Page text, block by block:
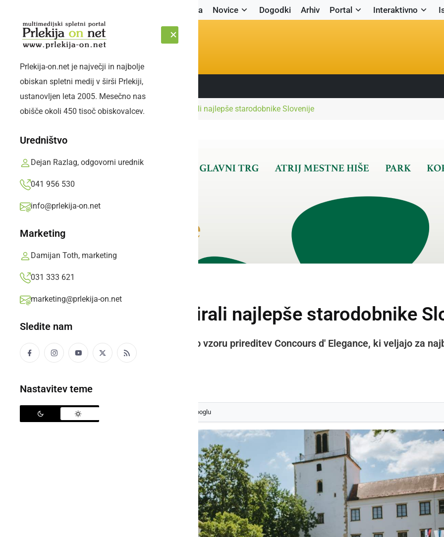
Naslovnica Novice Dogodki Arhiv Portal Interaktivno
ČETRTEK, 6. AVGUST 2026 Sledite nam:
Prlekija-on.net je največji in najbolje
obiskan spletni medij v širši Prlekiji,
ustanovljen leta 2005. Mesečno nas
obišče okoli 450 tisoč obiskovalcev.
Uredništvo
Dejan Razlag, odgovorni urednik
041 956 530
info@prlekija-on.net
Marketing
Damijan Toth, marketing
031 333 621
marketing@prlekija-on.net
Sledite nam
Nastavitev teme
Naslovnica DružabnoV Ormožu so izbirali najlepše starodobnike Slovenije
V Ormožu so izbirali najlepše starodobnike
Prireditev je bila organizirana po vzoru prireditev Concours d' Elegance, ki veljajo za
avtomobilskih starodobnikov.
Izberite kot svoj prednostni vir na Googlu